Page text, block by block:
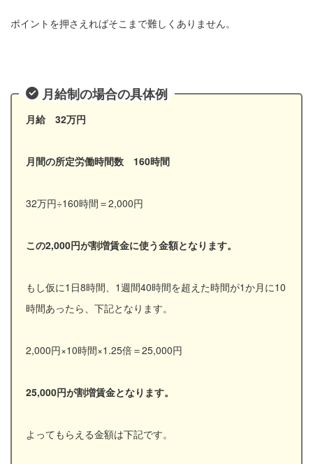
ポイントを押さえればそこまで難しくありません。
月給制の場合の具体例
月給 32万円
月間の所定労働時間数 160時間
32万円÷160時間＝2,000円
この2,000円が割増賃金に使う金額となります。
もし仮に1日8時間、1週間40時間を超えた時間が1か月に10
時間あったら、下記となります。
2,000円×10時間×1.25倍＝25,000円
25,000円が割増賃金となります。
よってもらえる金額は下記です。